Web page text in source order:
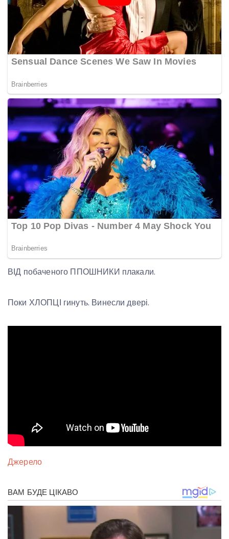
ВІД побаченого ППОШНИКИ плакали.
Поки ХЛОПЦІ гинуть. Винесли двері.
Джерело